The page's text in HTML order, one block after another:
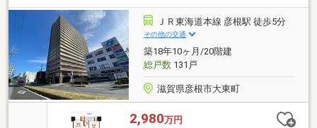
ＪＲ東海道本線 彦根駅 徒歩5分
その他の交通
築18年10ヶ月/20階建
総戸数131戸
滋賀県彦根市大東町
2,980万円